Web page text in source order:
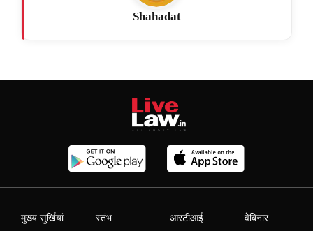
Shahadat
मुख्य सुर्खियां स्तंभ आरटीआई वेबिनार